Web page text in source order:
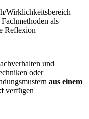
Wirklichkeitsbereich
als
Reflexion
und
oder
aus einem
verfügen